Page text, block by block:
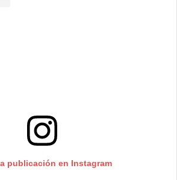
publicación en Instagram